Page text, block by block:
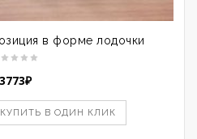
в форме лодочки
3773₽
КУПИТЬ В ОДИН КЛИК